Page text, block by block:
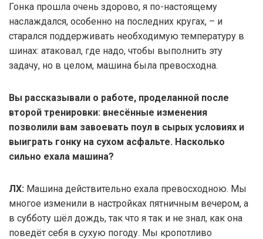
Гонка прошла очень здорово, я по-настоящему
наслаждался, особенно на последних кругах, – и
старался поддерживать необходимую температуру в
шинах: атаковал, где надо, чтобы выполнить эту
задачу, но в целом, машина была превосходна.
Вы рассказывали о работе, проделанной после
второй тренировки: внесённые изменения
позволили вам завоевать поул в сырых условиях и
выиграть гонку на сухом асфальте. Насколько
сильно ехала машина?
ЛХ: Машина действительно ехала превосходною. Мы
многое изменили в настройках пятничным вечером, а
в субботу шёл дождь, так что я так и не знал, как она
поведёт себя в сухую погоду. Мы кропотливо